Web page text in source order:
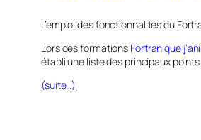
L’emploi des fonctionnalités du
Lors des formations Fortran que
établi une liste des principaux
(suite…)